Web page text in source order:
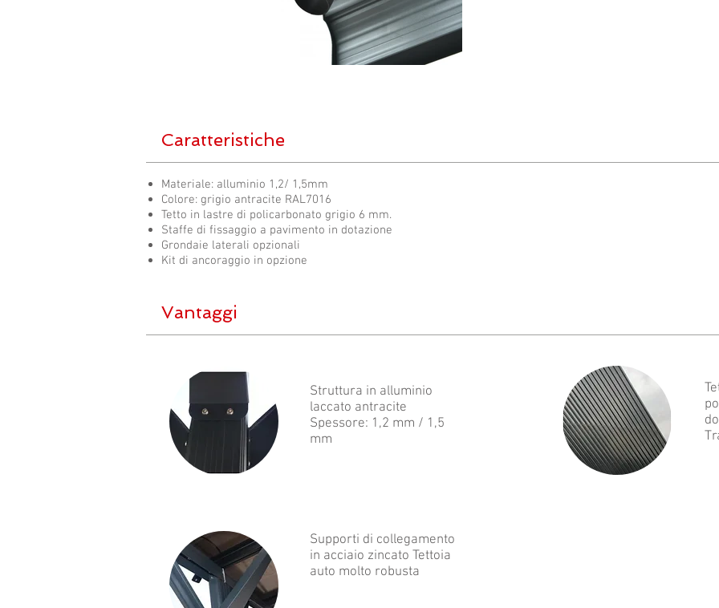
Caratteristiche
Materiale: alluminio 1,2/ 1,5mm
Colore: grigio antracite RAL7016
Tetto in lastre di policarbonato grigio 6 mm.
Staffe di fissaggio a pavimento in dotazione
Grondaie laterali opzionali
Kit di ancoraggio in opzione
Vantaggi
Struttura in alluminio
laccato antracite
Spessore: 1,2 mm / 1,5
mm
Supporti di collegamento
in acciaio zincato Tettoia
auto molto robusta